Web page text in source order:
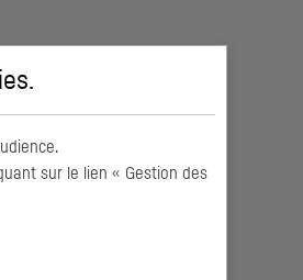
.
sur le lien « Gestion des